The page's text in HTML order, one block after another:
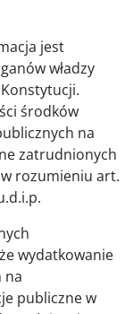
jest
władzy
środków
na
zatrudnionych
rozumieniu art.
wydatkowanie
na
publiczne w